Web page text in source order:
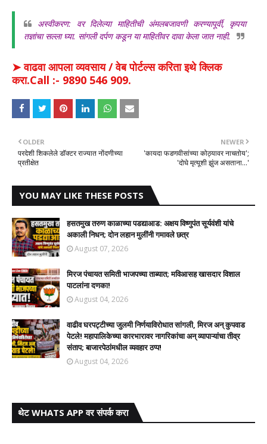
अस्वीकरण: वर दिलेल्या माहितीची अंमलबजावणी करण्यापूर्वी, कृपया
तज्ञांचा सल्ला घ्या. सांगली दर्पण कडून या माहितीवर दावा केला जात नाही.
➤ वाढवा आपला व्यवसाय / वेब पोर्टल्स करिता इथे क्लिक
करा.Call :- 9890 546 909.
NEWER
'कायदा फडणवीसांच्या कोठ्यावर नाचतोय';
'दोघे मृत्यूशी झुंज असताना...'
OLDER
परदेशी शिकलेले डॉक्टर राज्यात नोंदणीच्या
प्रतीक्षेत
YOU MAY LIKE THESE POSTS
हसतमुख तरुण काळाच्या पडद्याआड: अक्षय विष्णुपंत सूर्यवंशी यांचे
अकाली निधन; दोन लहान मुलींनी गमावले छत्र
August 07, 2026
मिरज पंचायत समिती भाजपच्या ताब्यात; मविआसह खासदार विशाल
पाटलांना दणका!
August 04, 2026
वाढीव घरपट्टीच्या जुलमी निर्णयाविरोधात सांगली, मिरज अन् कुपवाड
पेटले! महापालिकेच्या कारभारावर नागरिकांचा अन् व्यापाऱ्यांचा तीव्र
संताप; बाजारपेठांमधील व्यवहार ठप्प!​
August 04, 2026
थेट WHATS APP वर संपर्क करा